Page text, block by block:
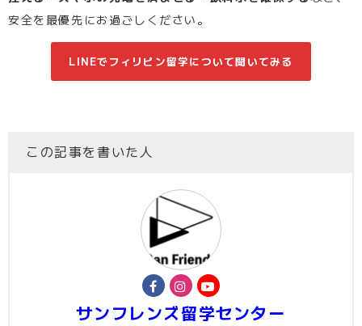
安全を最優先にお過ごしください。
LINEでフィリピン留学について聞いてみる
この記事を書いた人
サンフレンズ留学センター